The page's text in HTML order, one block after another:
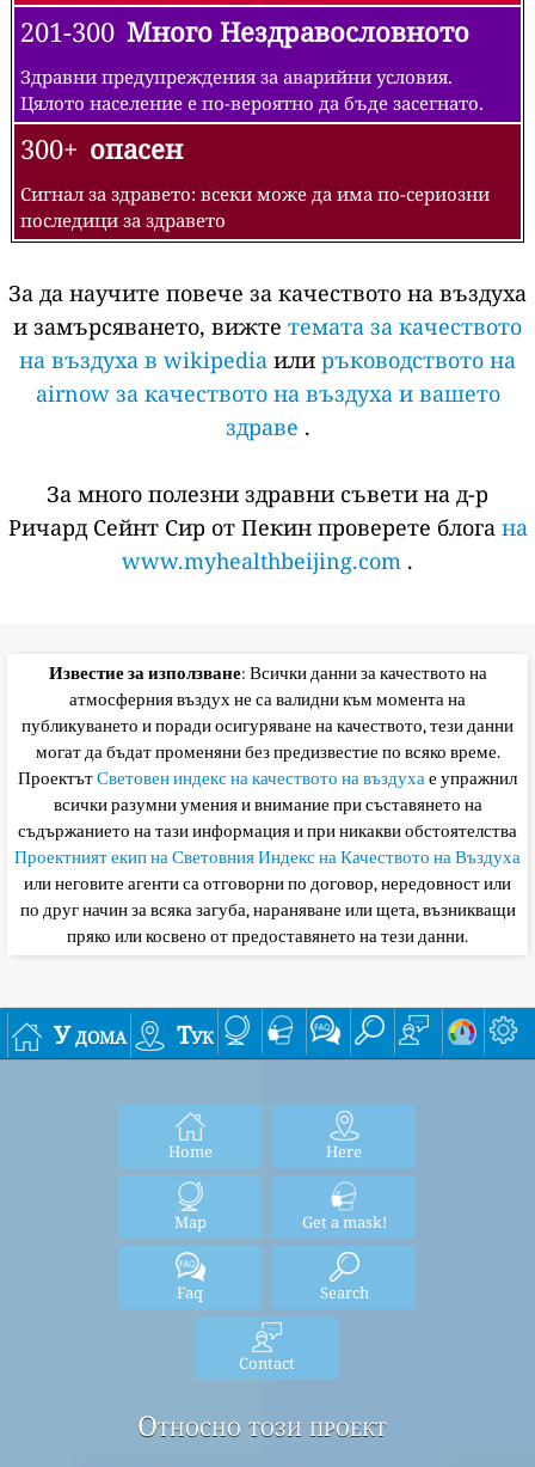
201-300 Много Нездравословното
Здравни предупреждения за аварийни условия.
Цялото население е по-вероятно да бъде засегнато.
300+ опасен
Сигнал за здравето: всеки може да има по-сериозни
последици за здравето
За да научите повече за качеството на въздуха
и замърсяването, вижте темата за качеството
на въздуха в wikipedia или ръководството на
airnow за качеството на въздуха и вашето
здраве .
За много полезни здравни съвети на д-р
Ричард Сейнт Сир от Пекин проверете блога на
www.myhealthbeijing.com .
Известие за използване: Всички данни за качеството на
атмосферния въздух не са валидни към момента на
публикуването и поради осигуряване на качеството, тези данни
могат да бъдат променяни без предизвестие по всяко време.
ПроектътСветовен индекс на качеството на въздухае упражнил
всички разумни умения и внимание при съставянето на
съдържанието на тази информация и при никакви обстоятелства
Проектният екип на Световния Индекс на Качеството на Въздуха
или неговите агенти са отговорни по договор, нередовност или
по друг начин за всяка загуба, нараняване или щета, възникващи
пряко или косвено от предоставянето на тези данни.
У дома Тук
Home Here
Map Get a mask!
Faq Search
Contact
Относно този проект